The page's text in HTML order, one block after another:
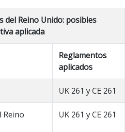
del Reino Unido: posibles
aplicada
Reglamentos
aplicados
UK 261 y CE 261
Reino
UK 261 y CE 261